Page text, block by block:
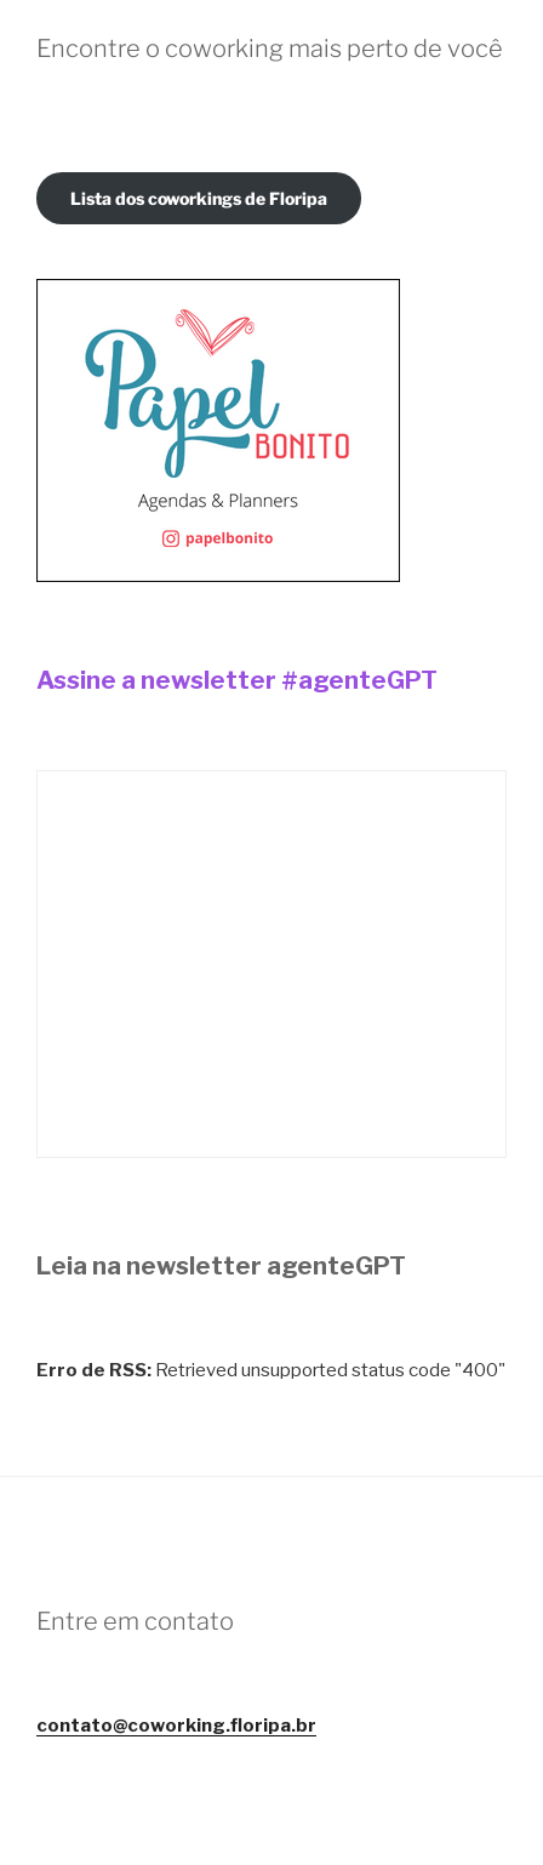
Encontre o coworking mais perto de você
Lista dos coworkings de Floripa
Assine a newsletter #agenteGPT
Leia na newsletter agenteGPT
Erro de RSS: Retrieved unsupported status code "400"
Entre em contato
contato@coworking.floripa.br